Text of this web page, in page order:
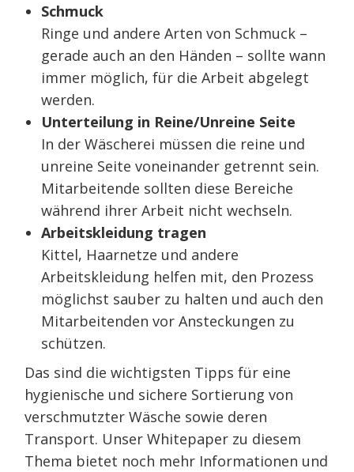
Schmuck
Ringe und andere Arten von Schmuck –
gerade auch an den Händen – sollte wann
immer möglich, für die Arbeit abgelegt
werden.
Unterteilung in Reine/Unreine Seite
In der Wäscherei müssen die reine und
unreine Seite voneinander getrennt sein.
Mitarbeitende sollten diese Bereiche
während ihrer Arbeit nicht wechseln.
Arbeitskleidung tragen
Kittel, Haarnetze und andere
Arbeitskleidung helfen mit, den Prozess
möglichst sauber zu halten und auch den
Mitarbeitenden vor Ansteckungen zu
schützen.
Das sind die wichtigsten Tipps für eine
hygienische und sichere Sortierung von
verschmutzter Wäsche sowie deren
Transport. Unser Whitepaper zu diesem
Thema bietet noch mehr Informationen und